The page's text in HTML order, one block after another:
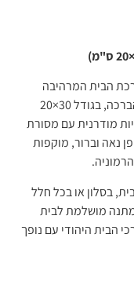
הבית המרהיבה
ממתכת, בעיצוב ייחודי בגווני כחול ותכלת. הברכה, בגודל 30×20
מודרנית עם מסורת
נאה וברור, מוקפות
בסלון או בכל חלל
מושלמת לבית
הבית היהודי עם נופך